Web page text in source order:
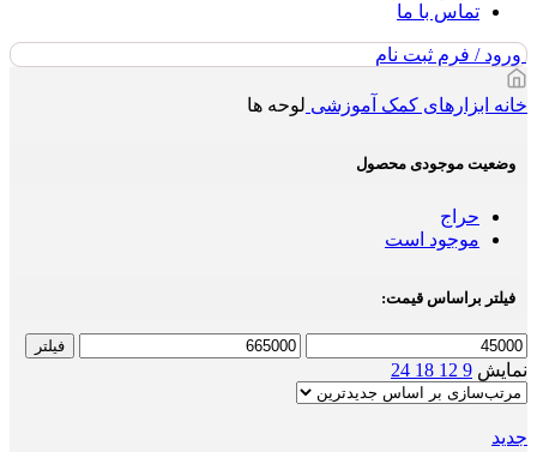
تماس با ما
ورود / فرم ثبت نام
خانه ابزارهای کمک آموزشی لوحه ها
وضعیت موجودی محصول
حراج
موجود است
فیلتر براساس قیمت:
حداقل
قیمت
حداکثر
فیلتر
نمایش 9
12
18
24
جدید